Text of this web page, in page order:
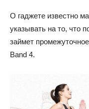
О гаджете известно
указывать на то, что
займет
Band 4.